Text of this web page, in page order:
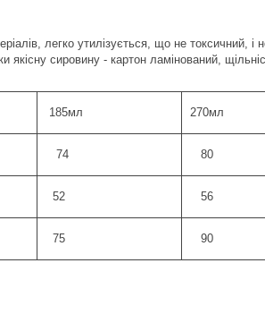
легко утилізується, що не
якісну сировину - картон ламінований,
185мл 270мл
74 80
52 56
75 90